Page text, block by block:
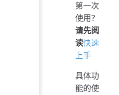
第一次
使用？
请先阅
读快速
上手
具体功
能的使